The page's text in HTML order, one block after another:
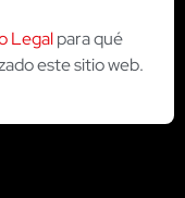
Legalpara qué
este sitio web.